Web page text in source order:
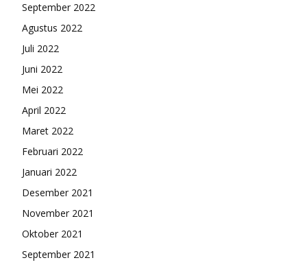
September 2022
Agustus 2022
Juli 2022
Juni 2022
Mei 2022
April 2022
Maret 2022
Februari 2022
Januari 2022
Desember 2021
November 2021
Oktober 2021
September 2021